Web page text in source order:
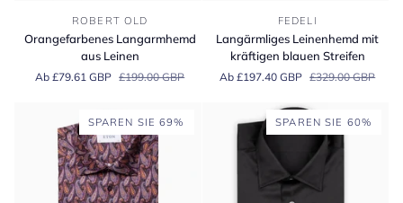
Orangefarbenes
Langarmhemd
ROBERT OLD
Orangefarbenes Langarmhemd
aus Leinen
Ab £79.61 GBP £199.00 GBP
Langärmliges
Leinenhemd
blauen
FEDELI
Langärmliges Leinenhemd mit
kräftigen blauen Streifen
Ab £197.40 GBP £329.00 GBP
SPAREN SIE 69% SPAREN SIE 60%